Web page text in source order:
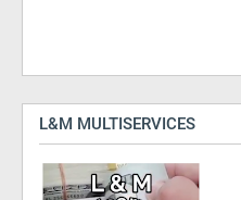
L&M MULTISERVICES